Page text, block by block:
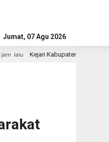
Jumat, 07 Agu 2026
Tangerang Temukan Siswa